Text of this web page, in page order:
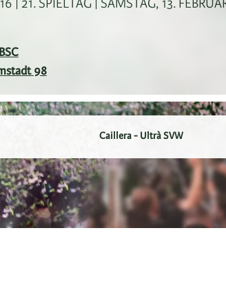
| 21. SPIELTAG | SAMSTAG, 13.
98
Caillera - Ultrà SVW